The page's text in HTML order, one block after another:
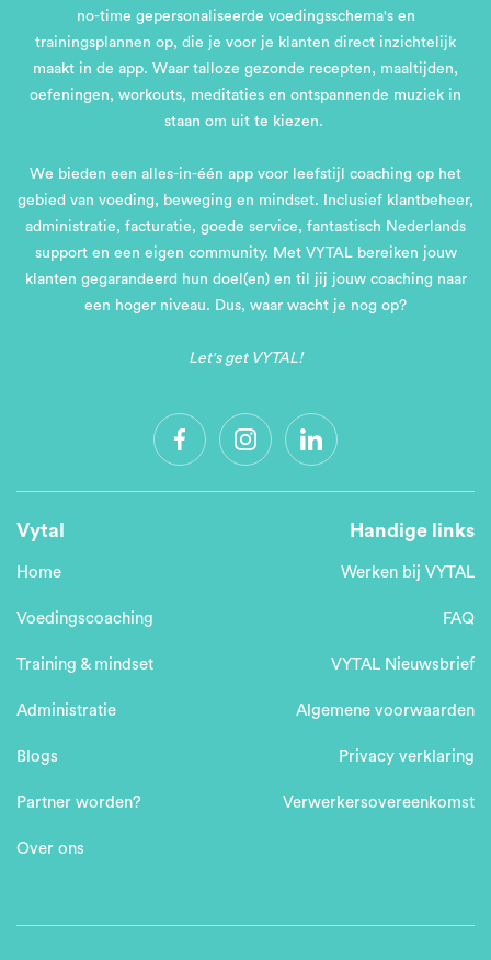
no-time gepersonaliseerde voedingsschema's en
trainingsplannen op, die je voor je klanten direct inzichtelijk
maakt in de app. Waar talloze gezonde recepten, maaltijden,
oefeningen, workouts, meditaties en ontspannende muziek in
staan om uit te kiezen.
We bieden een alles-in-één app voor leefstijl coaching op het
gebied van voeding, beweging en mindset. Inclusief klantbeheer,
administratie, facturatie, goede service, fantastisch Nederlands
support en een eigen community. Met VYTAL bereiken jouw
klanten gegarandeerd hun doel(en) en til jij jouw coaching naar
een hoger niveau. Dus, waar wacht je nog op?
Let's get VYTAL!
Vytal
Home
Voedingscoaching
Training & mindset
Administratie
Blogs
Partner worden?
Over ons
Handige links
Werken bij VYTAL
FAQ
VYTAL Nieuwsbrief
Algemene voorwaarden
Privacy verklaring
Verwerkersovereenkomst